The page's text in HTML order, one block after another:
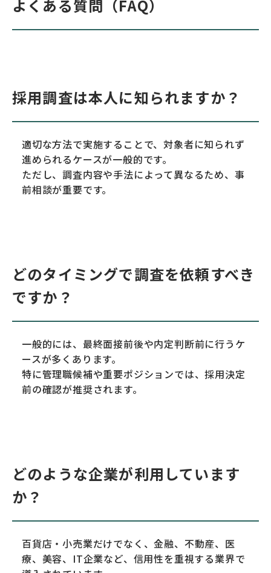
よくある質問（FAQ）
採用調査は本人に知られますか？
適切な方法で実施することで、対象者に知られず
進められるケースが一般的です。
ただし、調査内容や手法によって異なるため、事
前相談が重要です。
どのタイミングで調査を依頼すべき
ですか？
一般的には、最終面接前後や内定判断前に行うケ
ースが多くあります。
特に管理職候補や重要ポジションでは、採用決定
前の確認が推奨されます。
どのような企業が利用しています
か？
百貨店・小売業だけでなく、金融、不動産、医
療、美容、IT企業など、信用性を重視する業界で